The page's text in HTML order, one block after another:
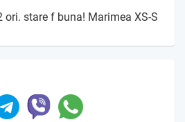
ori. stare f buna! Marimea XS-S